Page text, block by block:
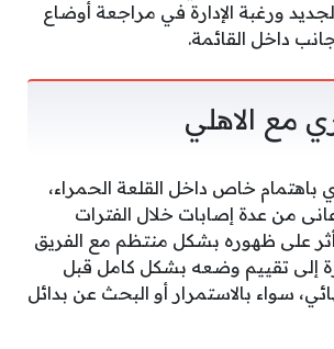
ورغبة الإدارة في مراجعة أوضاع
داخل القائمة.
مع الاهلي
خاص داخل القلعة الحمراء،
من عدة إصابات خلال الفترات
أثر على ظهوره بشكل منتظم مع الفريق
إلى تقييم وضعه بشكل كامل قبل
سواء بالاستمرار أو البحث عن بدائل